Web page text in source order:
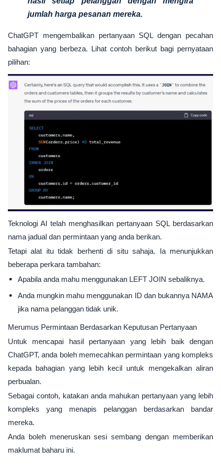
jumlah harga pesanan mereka.
ChatGPT mengembalikan pertanyaan SQL dengan pecahan
bahagian yang berbeza. Lihat contoh berikut bagi pernyataan
pilihan:
Teknologi AI telah menghasilkan pertanyaan SQL berdasarkan
nama jadual dan permintaan yang anda berikan.
Tetapi alat itu tidak berhenti di situ sahaja. Ia menunjukkan
beberapa perkara tambahan:
Apabila anda mahu menggunakan LEFT JOIN sebaliknya.
Anda mungkin mahu menggunakan ID dan bukannya NAMA
jika nama pelanggan tidak unik.
Merumus Permintaan Berdasarkan Keputusan Pertanyaan
Untuk mencapai hasil pertanyaan yang lebih baik dengan
ChatGPT, anda boleh memecahkan permintaan yang kompleks
kepada bahagian yang lebih kecil untuk mengekalkan aliran
perbualan.
Sebagai contoh, katakan anda mahukan pertanyaan yang lebih
kompleks yang menapis pelanggan berdasarkan bandar
mereka.
Anda boleh meneruskan sesi sembang dengan memberikan
maklumat baharu ini.